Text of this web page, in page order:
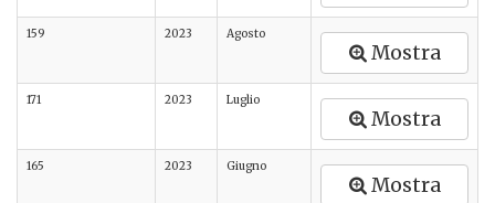
159 2023 Agosto
Mostra
171 2023 Luglio
Mostra
165 2023 Giugno
Mostra